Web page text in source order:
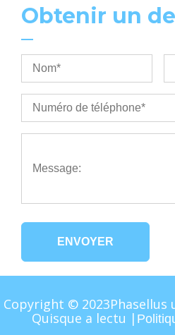
Obtenir un
ENVOYER
Copyright ©
Quisque a lectu |